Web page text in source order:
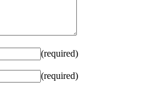
(required)
(required)